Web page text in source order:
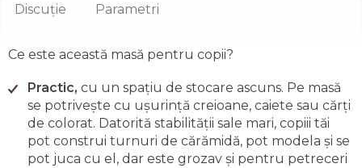
Discuţie
Ce este această masă pentru copii?
Practic, cu un spațiu de stocare ascuns. Pe masă
se potrivește cu ușurință creioane, caiete sau cărți
de colorat. Datorită stabilității sale mari, copiii tăi
pot construi turnuri de cărămidă, pot modela și se
pot juca cu el, dar este grozav și pentru petreceri